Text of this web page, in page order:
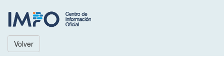
Volver